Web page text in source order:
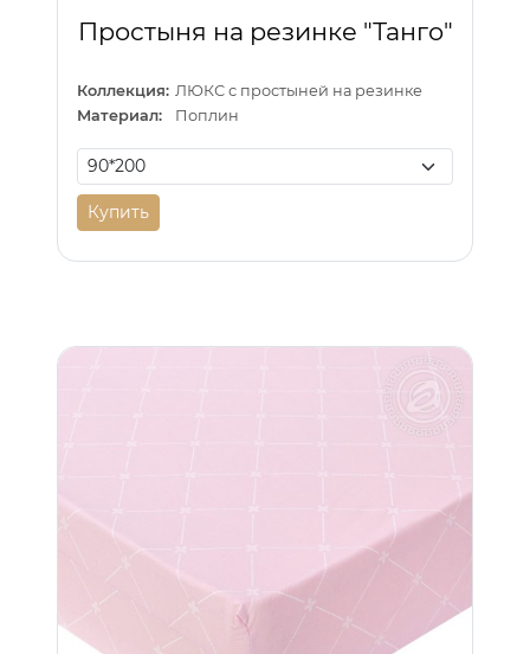
Простыня на резинке "Танго"
Коллекция: ЛЮКС с простыней на резинке
Материал:
Поплин
Купить